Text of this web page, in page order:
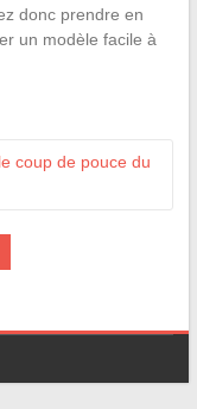
donc prendre en
un modèle facile à
coup de pouce du